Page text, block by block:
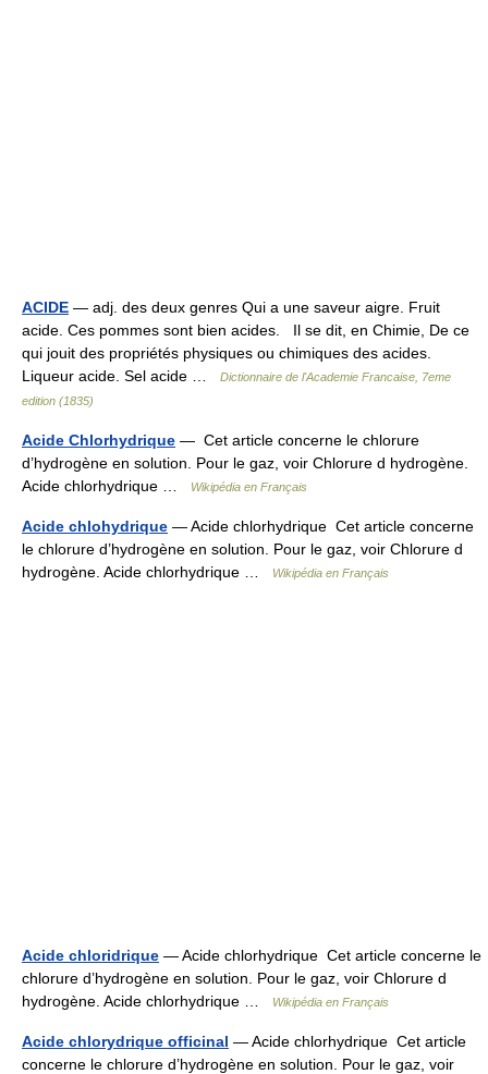
ACIDE — adj. des deux genres Qui a une saveur aigre. Fruit
acide. Ces pommes sont bien acides. Il se dit, en Chimie, De ce
qui jouit des propriétés physiques ou chimiques des acides.
Liqueur acide. Sel acide …
Dictionnaire de l'Academie Francaise, 7eme
edition (1835)
Acide Chlorhydrique — Cet article concerne le chlorure
d’hydrogène en solution. Pour le gaz, voir Chlorure d hydrogène.
Acide chlorhydrique …
Wikipédia en Français
Acide chlohydrique — Acide chlorhydrique Cet article concerne
le chlorure d’hydrogène en solution. Pour le gaz, voir Chlorure d
hydrogène. Acide chlorhydrique …
Wikipédia en Français
Acide chloridrique — Acide chlorhydrique Cet article concerne le
chlorure d’hydrogène en solution. Pour le gaz, voir Chlorure d
hydrogène. Acide chlorhydrique …
Wikipédia en Français
Acide chlorydrique officinal — Acide chlorhydrique Cet article
concerne le chlorure d’hydrogène en solution. Pour le gaz, voir